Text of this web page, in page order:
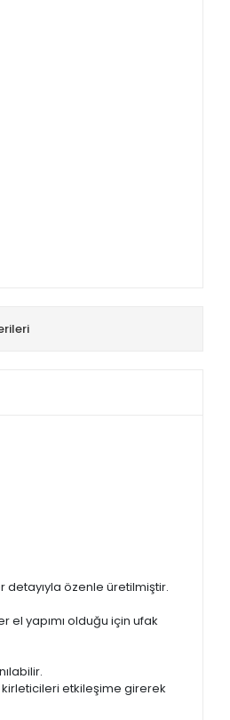
detayıyla özenle üretilmiştir.
el yapımı olduğu için ufak
etkileşime girerek